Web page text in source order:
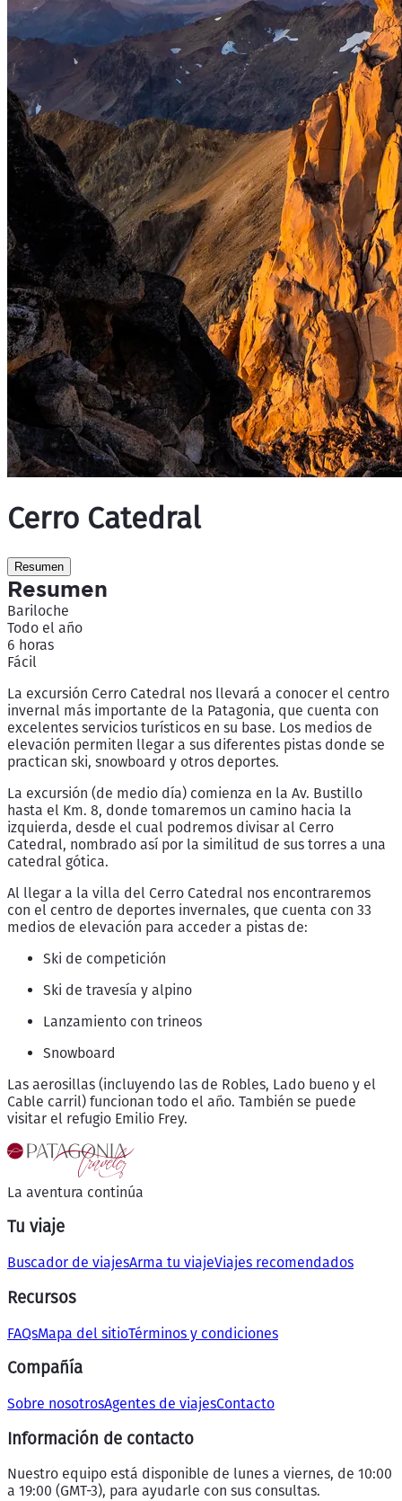
Cerro Catedral
Resumen
Resumen
Bariloche
Todo el año
6 horas
Fácil
La excursión Cerro Catedral nos llevará a conocer el centro
invernal más importante de la Patagonia, que cuenta con
excelentes servicios turísticos en su base. Los medios de
elevación permiten llegar a sus diferentes pistas donde se
practican ski, snowboard y otros deportes.
La excursión (de medio día) comienza en la Av. Bustillo
hasta el Km. 8, donde tomaremos un camino hacia la
izquierda, desde el cual podremos divisar al Cerro
Catedral, nombrado así por la similitud de sus torres a una
catedral gótica.
Al llegar a la villa del Cerro Catedral nos encontraremos
con el centro de deportes invernales, que cuenta con 33
medios de elevación para acceder a pistas de:
Ski de competición
Ski de travesía y alpino
Lanzamiento con trineos
Snowboard
Las aerosillas (incluyendo las de Robles, Lado bueno y el
Cable carril) funcionan todo el año. También se puede
visitar el refugio Emilio Frey.
La aventura continúa
Tu viaje
Buscador de viajesArma tu viajeViajes recomendados
Recursos
FAQsMapa del sitioTérminos y condiciones
Compañía
Sobre nosotrosAgentes de viajesContacto
Información de contacto
Nuestro equipo está disponible de lunes a viernes, de 10:00
a 19:00 (GMT-3), para ayudarle con sus consultas.